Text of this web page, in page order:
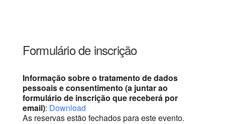
Formulário de inscrição
Informação sobre o tratamento de dados
pessoais e consentimento (a juntar ao
formulário de inscrição que receberá por
email): Download
As reservas estão fechados para este evento.